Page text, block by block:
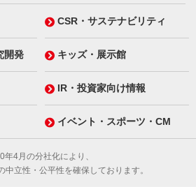
CSR・サステナビリティ
開発 キッズ・展示館
IR・投資家向け情報
イベント・スポーツ・CM
年4月の分社化により、
中立性・公平性を確保しております。